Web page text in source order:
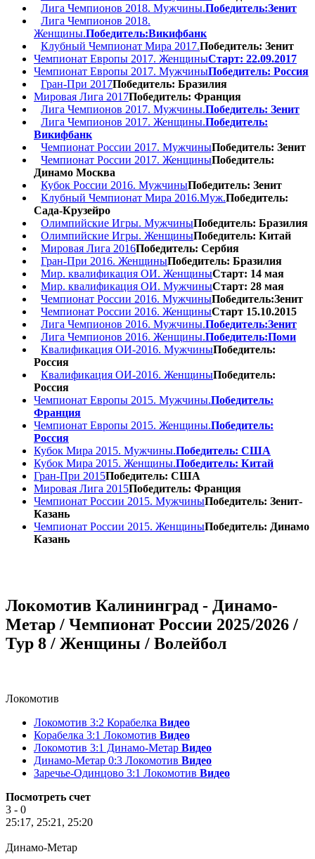
Лига Чемпионов 2018. Мужчины.Победитель:Зенит
Лига Чемпионов 2018.
Женщины.Победитель:Викифбанк
Клубный Чемпионат Мира 2017.Победитель: Зенит
Чемпионат Европы 2017. ЖенщиныСтарт: 22.09.2017
Чемпионат Европы 2017. МужчиныПобедитель: Россия
Гран-При 2017Победитель: Бразилия
Мировая Лига 2017Победитель: Франция
Лига Чемпионов 2017. Мужчины.Победитель: Зенит
Лига Чемпионов 2017. Женщины.Победитель:
Викифбанк
Чемпионат России 2017. МужчиныПобедитель: Зенит
Чемпионат России 2017. ЖенщиныПобедитель:
Динамо Москва
Кубок России 2016. МужчиныПобедитель: Зенит
Клубный Чемпионат Мира 2016.Муж.Победитель:
Сада-Крузейро
Олимпийские Игры. МужчиныПобедитель: Бразилия
Олимпийские Игры. ЖенщиныПобедитель: Китай
Мировая Лига 2016Победитель: Сербия
Гран-При 2016. ЖенщиныПобедитель: Бразилия
Мир. квалификация ОИ. ЖенщиныСтарт: 14 мая
Мир. квалификация ОИ. МужчиныСтарт: 28 мая
Чемпионат России 2016. МужчиныПобедитель:Зенит
Чемпионат России 2016. ЖенщиныСтарт 15.10.2015
Лига Чемпионов 2016. Мужчины.Победитель:Зенит
Лига Чемпионов 2016. Женщины.Победитель:Поми
Квалификация ОИ-2016. МужчиныПобедитель:
Россия
Квалификация ОИ-2016. ЖенщиныПобедитель:
Россия
Чемпионат Европы 2015. Мужчины.Победитель:
Франция
Чемпионат Европы 2015. Женщины.Победитель:
Россия
Кубок Мира 2015. Мужчины.Победитель: США
Кубок Мира 2015. Женщины.Победитель: Китай
Гран-При 2015Победитель: США
Мировая Лига 2015Победитель: Франция
Чемпионат России 2015. МужчиныПобедитель: Зенит-
Казань
Чемпионат России 2015. ЖенщиныПобедитель: Динамо
Казань
Локомотив Калининград - Динамо-
Метар / Чемпионат России 2025/2026 /
Тур 8 / Женщины / Волейбол
Локомотив
Локомотив 3:2 Корабелка Видео
Корабелка 3:1 Локомотив Видео
Локомотив 3:1 Динамо-Метар Видео
Динамо-Метар 0:3 Локомотив Видео
Заречье-Одинцово 3:1 Локомотив Видео
Посмотреть счет
3 - 0
25:17, 25:21, 25:20
Динамо-Метар